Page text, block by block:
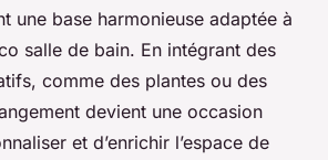
une base harmonieuse adaptée à
salle de bain. En intégrant des
comme des plantes ou des
devient une occasion
et d’enrichir l’espace de